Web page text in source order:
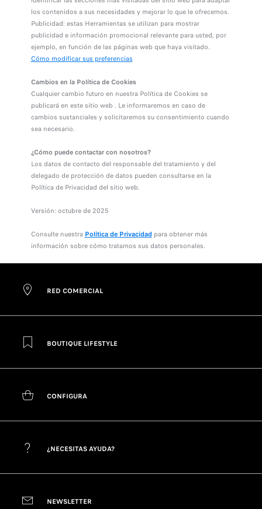
los contenidos a sus necesidades y mejorar lo que le ofrecemos.
Publicidad: estas Herramientas se utilizan para mostrar
publicidad e información promocional relevante para usted, por
ejemplo, en función de las páginas web que haya visitado.
Cómo modificar sus preferencias
Cambios en la Política de Cookies
Cualquier cambio futuro en nuestra Política de Cookies se
publicará en este sitio web . Le informaremos en caso de
cambios sustanciales y solicitaremos su consentimiento cuando
sea necesario.
¿Cómo puede contactar con nosotros?
Los datos de contacto del responsable del tratamiento y del
delegado de protección de datos pueden consultarse en la
Política de Privacidad del sitio web.
Versión: octubre de 2025
Consulte nuestra Política de Privacidad para obtener más
información sobre cómo tratamos sus datos personales.
RED COMERCIAL
BOUTIQUE LIFESTYLE
CONFIGURA
¿NECESITAS AYUDA?
NEWSLETTER